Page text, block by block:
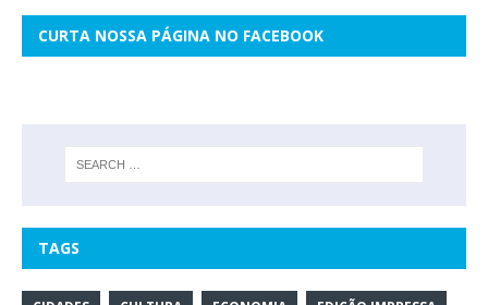
CURTA NOSSA PÁGINA NO FACEBOOK
TAGS